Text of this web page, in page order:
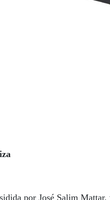
por José Salim